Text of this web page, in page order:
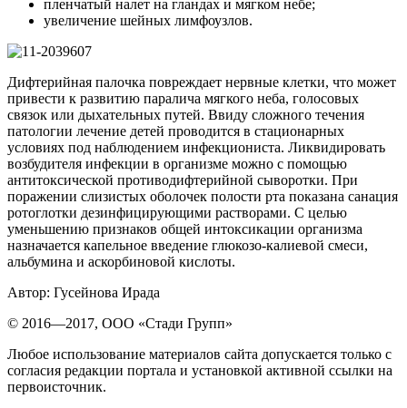
пленчатый налет на гландах и мягком небе;
увеличение шейных лимфоузлов.
Дифтерийная палочка повреждает нервные клетки, что может
привести к развитию паралича мягкого неба, голосовых
связок или дыхательных путей. Ввиду сложного течения
патологии лечение детей проводится в стационарных
условиях под наблюдением инфекциониста. Ликвидировать
возбудителя инфекции в организме можно с помощью
антитоксической противодифтерийной сыворотки. При
поражении слизистых оболочек полости рта показана санация
ротоглотки дезинфицирующими растворами. С целью
уменьшению признаков общей интоксикации организма
назначается капельное введение глюкозо-калиевой смеси,
альбумина и аскорбиновой кислоты.
Автор: Гусейнова Ирада
© 2016—2017, OOO «Стади Групп»
Любое использование материалов сайта допускается только с
согласия редакции портала и установкой активной ссылки на
первоисточник.